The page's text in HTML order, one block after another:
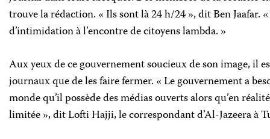
trouve la rédaction. « Ils sont là 24 h/24 », dit Ben Jaafar.
d’intimidation à l’encontre de citoyens lambda. »
Aux yeux de ce gouvernement soucieux de son image, il
journaux que de les faire fermer. « Le gouvernement a
monde qu’il possède des médias ouverts alors qu’en
limitée », dit Lofti Hajji, le correspondant d’Al-Jazeera à